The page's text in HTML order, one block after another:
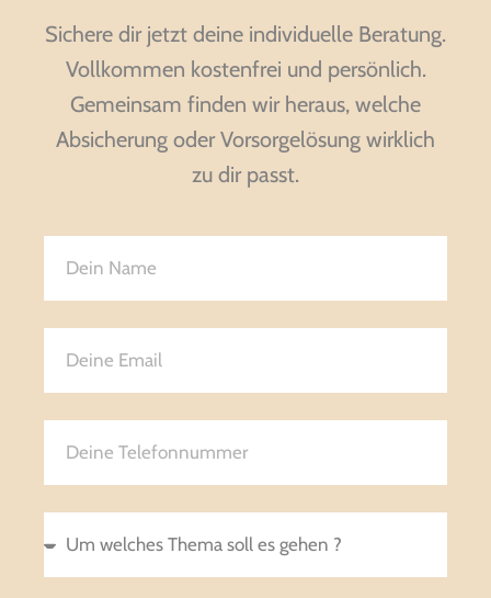
Sichere dir jetzt deine individuelle Beratung.
Vollkommen kostenfrei und persönlich.
Gemeinsam finden wir heraus, welche
Absicherung oder Vorsorgelösung wirklich
zu dir passt.